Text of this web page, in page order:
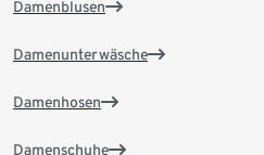
Damenblusen
Damenunterwäsche
Damenhosen
Damenschuhe